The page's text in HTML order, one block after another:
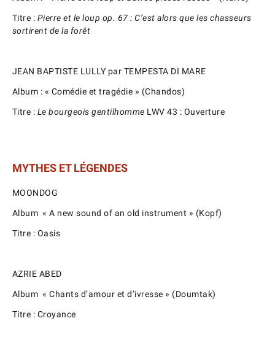
Titre : Pierre et le loup op. 67 : C’est alors que les chasseurs
sortirent de la forêt
JEAN BAPTISTE LULLY par TEMPESTA DI MARE
Album : « Comédie et tragédie » (Chandos)
Titre : Le bourgeois gentilhomme LWV 43 : Ouverture
MYTHES ET LÉGENDES
MOONDOG
Album « A new sound of an old instrument » (Kopf)
Titre : Oasis
AZRIE ABED
Album « Chants d’amour et d’ivresse » (Doumtak)
Titre : Croyance